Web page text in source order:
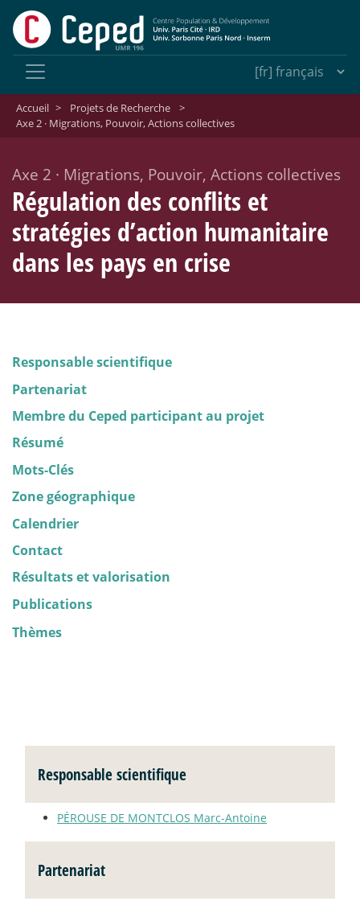
Accueil > Projets de Recherche
>
Axe 2 · Migrations, Pouvoir, Actions collectives
Axe 2 · Migrations, Pouvoir, Actions collectives
Régulation des conflits et
stratégies d’action humanitaire
dans les pays en crise
Responsable scientifique
Partenariat
Membre du Ceped participant au projet
Résumé
Mots-Clés
Zone géographique
Calendrier
Contact
Résultats et valorisation
Publications
Thèmes
Responsable scientifique
PÉROUSE DE MONTCLOS Marc-Antoine
Partenariat